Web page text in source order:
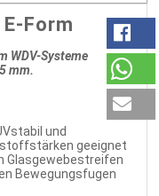
Form
WDV-Systeme
mm.
und
geeignet
Glasgewebestreifen
Bewegungsfugen